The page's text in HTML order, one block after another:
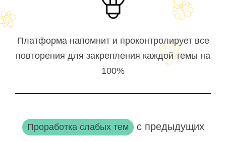
Платформа напомнит и проконтролирует все
повторения для закрепления каждой темы на
100%
Проработка слабых тем с предыдущих